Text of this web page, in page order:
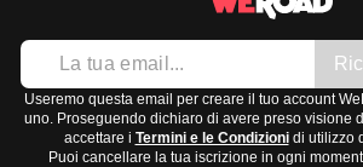
Useremo questa email per creare il tuo account
uno. Proseguendo dichiaro di avere preso visione
accettare i Termini e le Condizionidi utilizzo
Puoi cancellare la tua iscrizione in ogni